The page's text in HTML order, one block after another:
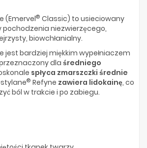
(Emervel® Classic) to usieciowany
pochodzenia niezwierzęcego,
biowchłanialny.
jest bardziej miękkim wypełniaczem
dla średniego
spłyca zmarszczki średnie
® Refyne zawiera lidokainę, co
ból w trakcie i po zabiegu.